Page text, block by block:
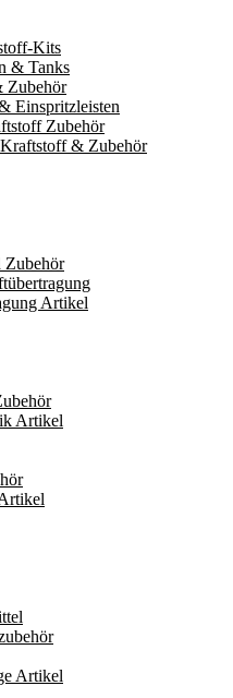
Kits
& Tanks
Zubehör
Einspritzleisten
Zubehör
& Zubehör
Zubehör
Artikel
Artikel
Artikel